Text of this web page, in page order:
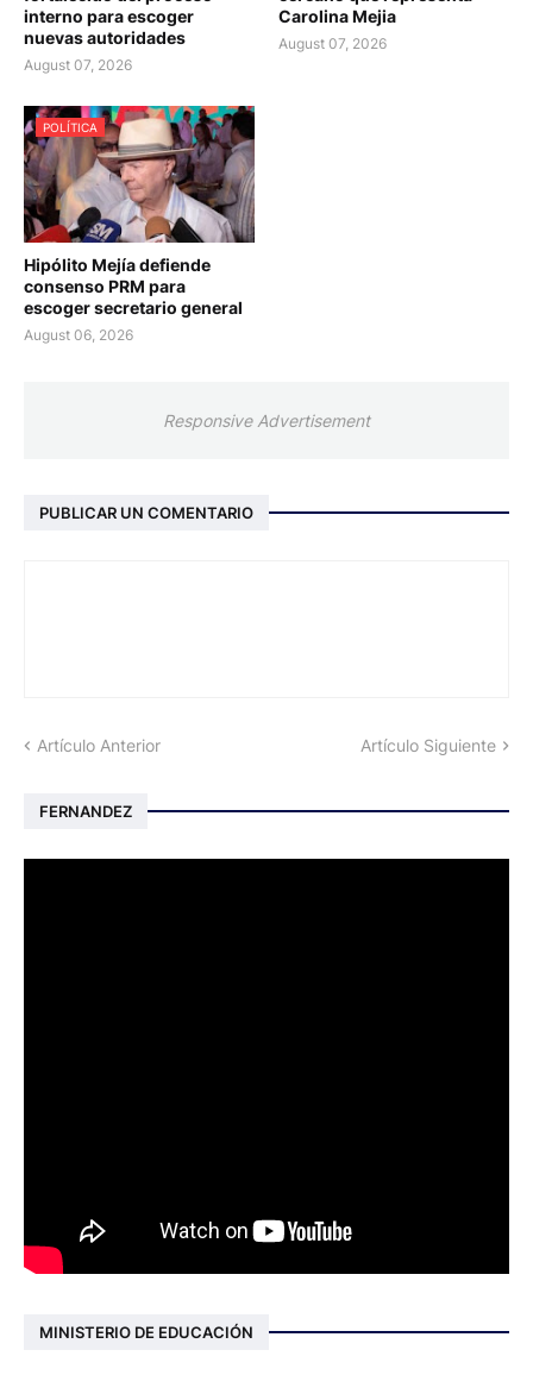
interno para escoger
nuevas autoridades
August 07, 2026
Carolina Mejia
August 07, 2026
POLÍTICA
Hipólito Mejía defiende
consenso PRM para
escoger secretario general
August 06, 2026
Responsive Advertisement
PUBLICAR UN COMENTARIO
Artículo Anterior Artículo Siguiente
FERNANDEZ
MINISTERIO DE EDUCACIÓN